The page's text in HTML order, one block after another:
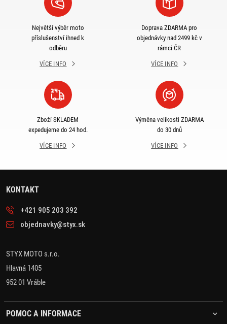
Největší výběr moto
příslušenství ihned k
odběru
VÍCE INFO
Doprava ZDARMA pro
objednávky nad 2499 kč v
rámci ČR
VÍCE INFO
Zboží SKLADEM
expedujeme do 24 hod.
VÍCE INFO
Výměna velikosti ZDARMA
do 30 dnů
VÍCE INFO
KONTAKT
+421 905 203 392
objednavky@styx.sk
STYX MOTO s.r.o.
Hlavná 1405
952 01 Vráble
POMOC A INFORMACE